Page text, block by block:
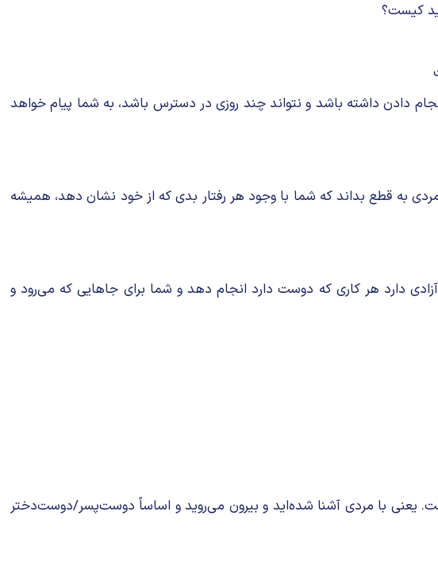
کیست؟
دادن داشته باشد و نتواند چند روزی در دسترس باشد، به شما پیام خواهد
به قطع بداند که شما با وجود هر رفتار بدی که از خود نشان دهد، همیشه
دارد هر کاری که دوست دارد انجام دهد و شما برای جاهایی که می‌رود و
یعنی با مردی آشنا شده‌اید و بیرون می‌روید و اساساً دوست‌پسر/دوست‌دختر